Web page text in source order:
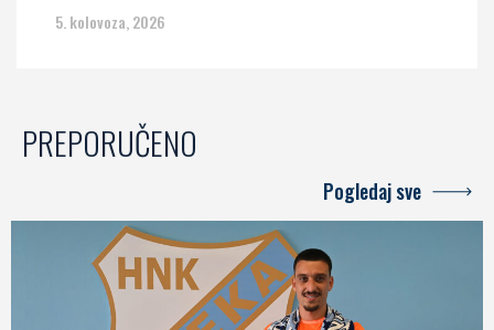
5. kolovoza, 2026
PREPORUČENO
Pogledaj sve